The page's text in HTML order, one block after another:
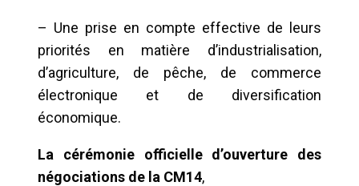
– Une prise en compte effective de leurs
priorités en matière d’industrialisation,
d’agriculture, de pêche, de commerce
électronique et de diversification
économique.
La cérémonie officielle d’ouverture des
négociations de la CM14,